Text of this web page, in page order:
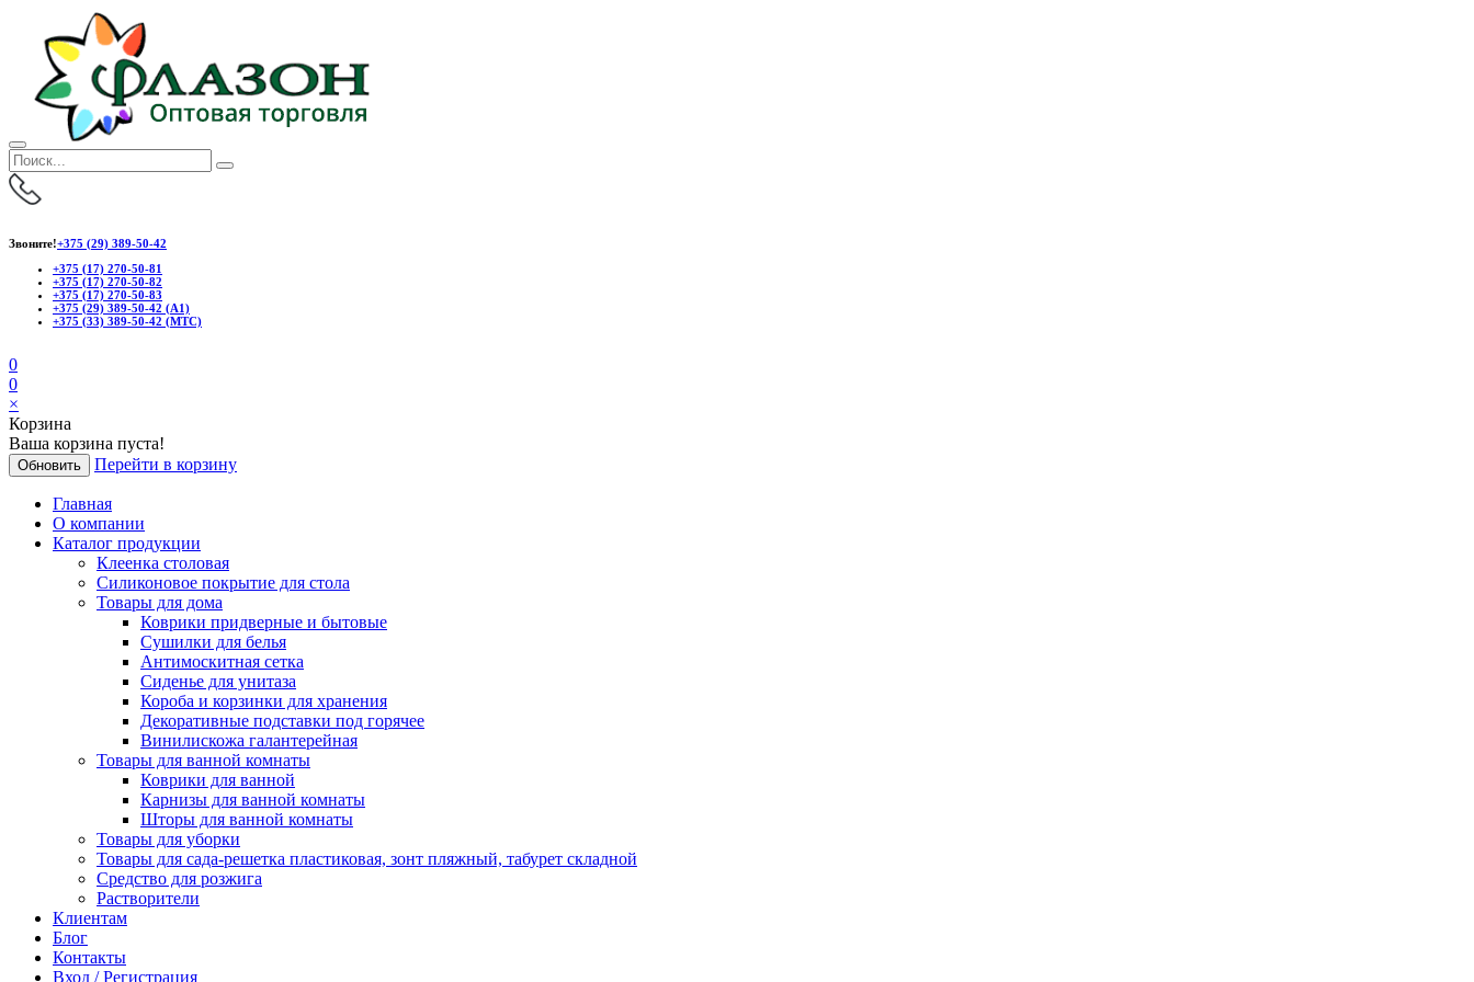
Звоните!+375 (29) 389-50-42
+375 (17) 270-50-81
+375 (17) 270-50-82
+375 (17) 270-50-83
+375 (29) 389-50-42 (А1)
+375 (33) 389-50-42 (МТС)
0
0
×
Корзина
Ваша корзина пуста!
Обновить Перейти в корзину
Главная
О компании
Каталог продукции
Клеенка столовая
Силиконовое покрытие для стола
Товары для дома
Коврики придверные и бытовые
Сушилки для белья
Антимоскитная сетка
Сиденье для унитаза
Короба и корзинки для хранения
Декоративные подставки под горячее
Винилискожа галантерейная
Товары для ванной комнаты
Коврики для ванной
Карнизы для ванной комнаты
Шторы для ванной комнаты
Товары для уборки
Товары для сада-решетка пластиковая, зонт пляжный, табурет складной
Средство для розжига
Растворители
Клиентам
Блог
Контакты
Вход / Регистрация